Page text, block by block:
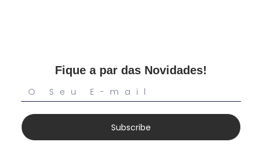
Fique a par das Novidades!
Subscribe